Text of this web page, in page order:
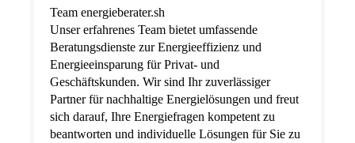
Team energieberater.sh
Unser erfahrenes Team bietet umfassende
Beratungsdienste zur Energieeffizienz und
Energieeinsparung für Privat- und
Geschäftskunden. Wir sind Ihr zuverlässiger
Partner für nachhaltige Energielösungen und freut
sich darauf, Ihre Energiefragen kompetent zu
beantworten und individuelle Lösungen für Sie zu